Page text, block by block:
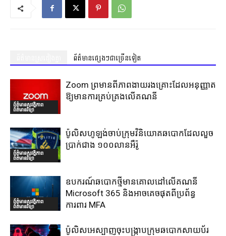
ព័ត៌មានផ្សេងៗជាច្រើនទៀត
ព័ត៌មានសុវត្ថិភាព
ព័ត៌មានវិទ្យា
Zoom ព្រមានពីភាពងាយរងគ្រោះដែលអនុញ្ញាត
ឱ្យមានការគ្រប់គ្រងលើគណនី
ព័ត៌មានសុវត្ថិភាព
ព័ត៌មានវិទ្យា
ប៉ូលិសហូឡង់ចាប់ក្រុមវិនិយោគឆបោកដែលលួច
ប្រាក់ជាង ១០០លានអឺរ៉ូ
ព័ត៌មានសុវត្ថិភាព
ព័ត៌មានវិទ្យា
ឧបករណ៍ឆបោកថ្មីមានគោលដៅលើគណនី
Microsoft 365 និងអាចគេចផុតពីប្រព័ន្ធ
ការពារ MFA
ប៉ូលិសអេស្បាញចុះបង្រ្កាបក្រុមឆបោកសាយប័រ